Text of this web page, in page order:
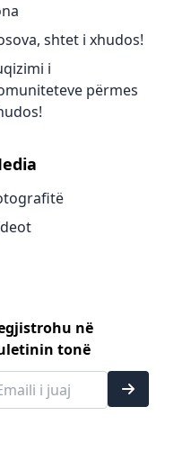
shtet i xhudos!
i
përmes
në
tonë